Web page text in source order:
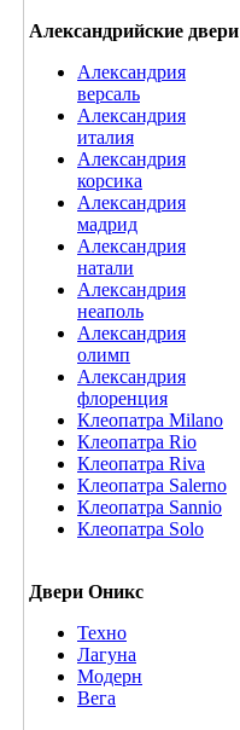
Александрийские двери
Александрия
версаль
Александрия
италия
Александрия
корсика
Александрия
мадрид
Александрия
натали
Александрия
неаполь
Александрия
олимп
Александрия
флоренция
Клеопатра Milano
Клеопатра Rio
Клеопатра Riva
Клеопатра Salerno
Клеопатра Sannio
Клеопатра Solo
Двери Оникс
Техно
Лагуна
Модерн
Вега